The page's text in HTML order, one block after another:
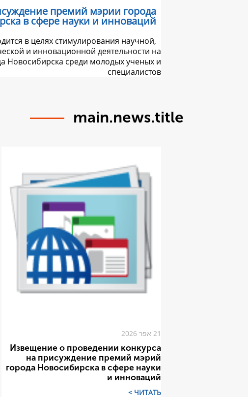
премий мэрии города
в сфере науки и инноваций
в целях стимулирования научной,
и инновационной деятельности на
Новосибирска среди молодых ученых и
специалистов
main.news.title
21 אפר 2026
Извещение о проведении конкурса
на присуждение премий мэрий
города Новосибирска в сфере науки
и инноваций
ЧИТАТЬ >